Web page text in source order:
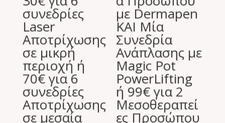
συνεδρίες
Laser
Aποτρίχωσης
σε μικρή
περιοχή ή
70€ για 6
συνεδρίες
Aποτρίχωσης
σε μεσαία
με Dermapen
ΚΑΙ Μία
Συνεδρία
Ανάπλασης με
Magic Pot
PowerLifting
ή 99€ για 2
Μεσοθεραπεί
ες Προσώπου